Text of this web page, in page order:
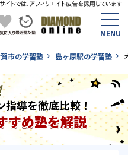
市の学習塾 島ヶ原駅の学習塾
導を徹底比較！
すめ塾を解説